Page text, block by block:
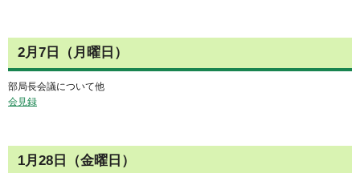
2月7日（月曜日）
部局長会議について他
会見録
1月28日（金曜日）